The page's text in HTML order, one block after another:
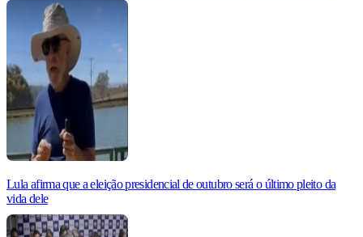
Lula afirma que a eleição presidencial de outubro será o último pleito da
vida dele